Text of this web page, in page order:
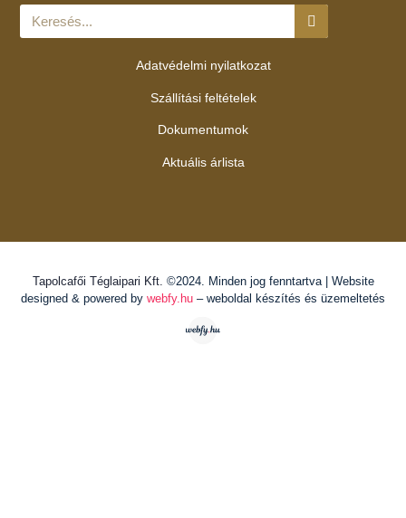
Adatvédelmi nyilatkozat
Szállítási feltételek
Dokumentumok
Aktuális árlista
Tapolcafői Téglaipari Kft. ©2024. Minden jog fenntartva | Website
designed & powered by webfy.hu – weboldal készítés és üzemeltetés